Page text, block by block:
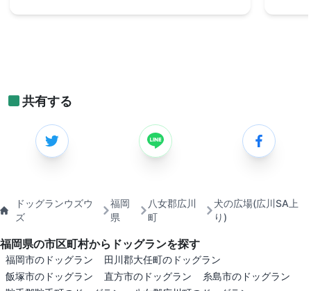
共有する
ドッグランウズウ
ズ
福岡
県
八女郡広川
町
犬の広場(広川SA上
り)
福岡県の市区町村からドッグランを探す
福岡市のドッグラン
田川郡大任町のドッグラン
飯塚市のドッグラン
直方市のドッグラン
糸島市のドッグラン